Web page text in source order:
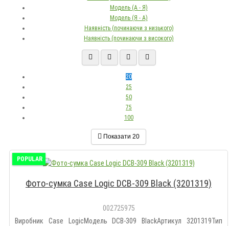
Модель (А - Я)
Модель (Я - А)
Наявність (починаючи з низького)
Наявність (починаючи з високого)
20
25
50
75
100
Показати 20
POPULAR
Фото-сумка Case Logic DCB-309 Black (3201319)
002725975
Виробник Case LogicМодель DCB-309 BlackАртикул 3201319Тип